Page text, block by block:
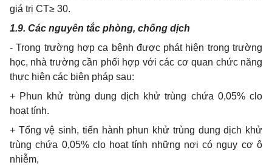
giá trị CT≥ 30.
1.9. Các nguyên tắc phòng, chống dịch
- Trong trường hợp ca bệnh được phát hiện trong trường
học, nhà trường cần phối hợp với các cơ quan chức năng
thực hiện các biện pháp sau:
+ Phun khử trùng dung dịch khử trùng chứa 0,05% clo
hoạt tính.
+ Tổng vệ sinh, tiến hành phun khử trùng dung dịch khử
trùng chứa 0,05% clo hoạt tính những nơi có nguy cơ ô
nhiễm,